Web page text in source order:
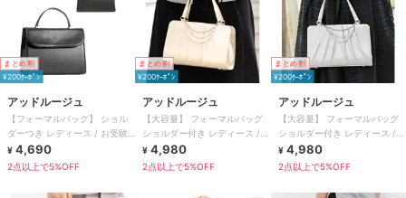
まとめ割
¥200ｸｰﾎﾟﾝ
アッドルージュ
【フォーマルバッグ】 ショル
ダーつき レディース / お受験
冠婚葬祭 慶弔両用
¥ 4,690
2点以上で5%OFF
まとめ割
¥200ｸｰﾎﾟﾝ
アッドルージュ
【大容量】 フォーマルバッグ
ショルダー付き レディース /
結婚式 冠婚葬祭
¥ 4,980
2点以上で5%OFF
まとめ割
¥200ｸｰﾎﾟﾝ
アッドルージュ
【大容量】 フォーマルバッグ
ショルダー付き レディース /
結婚式 冠婚葬祭
¥ 4,980
2点以上で5%OFF